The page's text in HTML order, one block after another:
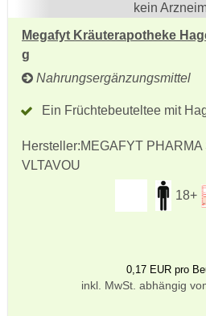
kein
Megafyt Kräuterapotheke
g
Nahrungsergänzungsmittel
Ein Früchtebeuteltee mit
Hersteller:MEGAFYT
VLTAVOU
18+
0,17 EUR pro
inkl. MwSt. abhängig